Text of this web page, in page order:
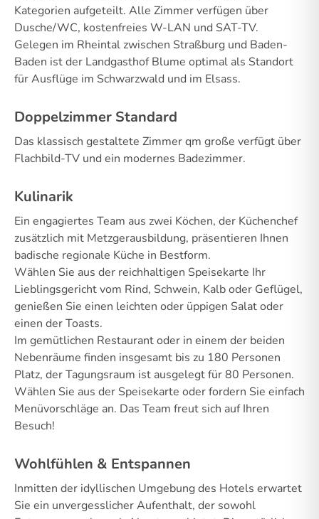
Kategorien aufgeteilt. Alle Zimmer verfügen über
Dusche/WC, kostenfreies W-LAN und SAT-TV.
Gelegen im Rheintal zwischen Straßburg und Baden-
Baden ist der Landgasthof Blume optimal als Standort
für Ausflüge im Schwarzwald und im Elsass.
Doppelzimmer Standard
Das klassisch gestaltete Zimmer qm große verfügt über
Flachbild-TV und ein modernes Badezimmer.
Kulinarik
Ein engagiertes Team aus zwei Köchen, der Küchenchef
zusätzlich mit Metzgerausbildung, präsentieren Ihnen
badische regionale Küche in Bestform.
Wählen Sie aus der reichhaltigen Speisekarte Ihr
Lieblingsgericht vom Rind, Schwein, Kalb oder Geflügel,
genießen Sie einen leichten oder üppigen Salat oder
einen der Toasts.
Im gemütlichen Restaurant oder in einem der beiden
Nebenräume finden insgesamt bis zu 180 Personen
Platz, der Tagungsraum ist ausgelegt für 80 Personen.
Wählen Sie aus der Speisekarte oder fordern Sie einfach
Menüvorschläge an. Das Team freut sich auf Ihren
Besuch!
Wohlfühlen & Entspannen
Inmitten der idyllischen Umgebung des Hotels erwartet
Sie ein unvergesslicher Aufenthalt, der sowohl